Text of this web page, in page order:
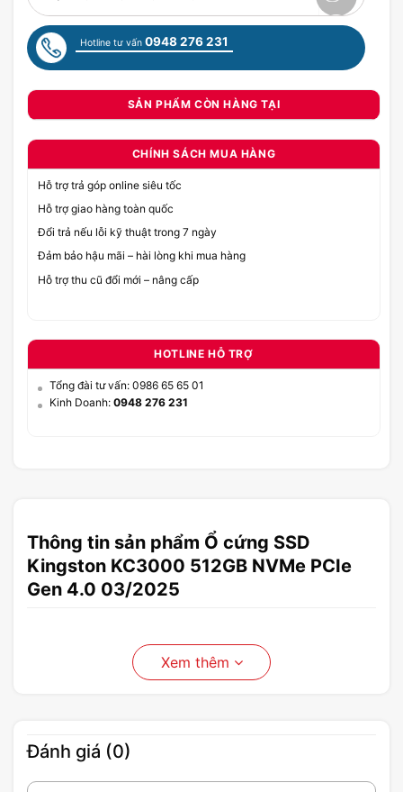
Hotline tư vấn 0948 276 231
SẢN PHẨM CÒN HÀNG TẠI
CHÍNH SÁCH MUA HÀNG
Hỗ trợ trả góp online siêu tốc
Hỗ trợ giao hàng toàn quốc
Đổi trả nếu lỗi kỹ thuật trong 7 ngày
Đảm bảo hậu mãi – hài lòng khi mua hàng
Hỗ trợ thu cũ đổi mới – nâng cấp
HOTLINE HỖ TRỢ
Tổng đài tư vấn: 0986 65 65 01
Kinh Doanh: 0948 276 231
Thông tin sản phẩm Ổ cứng SSD
Kingston KC3000 512GB NVMe PCIe
Gen 4.0 03/2025
Xem thêm
Đánh giá (0)